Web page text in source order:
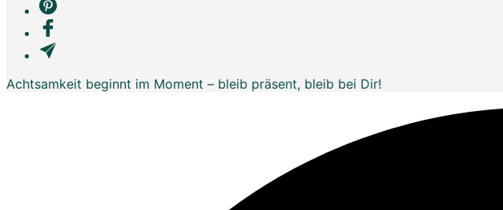
Achtsamkeit beginnt im Moment – bleib präsent, bleib bei Dir!